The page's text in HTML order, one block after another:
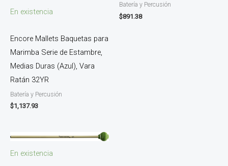
En existencia
Encore Mallets Baquetas para
Marimba Serie de Estambre,
Medias Duras (Azul), Vara
Ratán 32YR
Batería y Percusión
$1,137.93
Batería y Percusión
$891.38
En existencia